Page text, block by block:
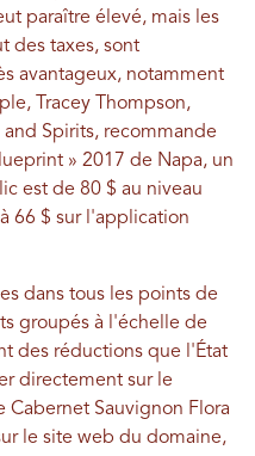
paraître élevé, mais les
des taxes, sont
avantageux, notamment
Tracey Thompson,
Spirits, recommande
» 2017 de Napa, un
est de 80 $ au niveau
66 $ sur l'application
dans tous les points de
groupés à l'échelle de
des réductions que l'État
directement sur le
Cabernet Sauvignon Flora
le site web du domaine,